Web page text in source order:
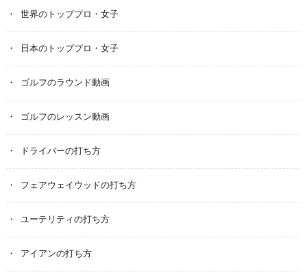
世界のトッププロ・女子
日本のトッププロ・女子
ゴルフのラウンド動画
ゴルフのレッスン動画
ドライバーの打ち方
フェアウェイウッドの打ち方
ユーテリティの打ち方
アイアンの打ち方